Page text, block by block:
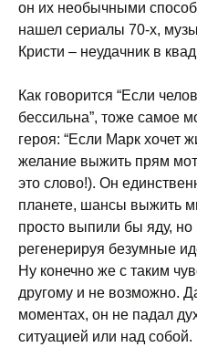
он их необычными
нашел сериалы 70-х,
Кристи – неудачник в
Как говорится “Если
бессильна”, тоже самое
героя: “Если Марк хочет
желание выжить прям
это слово!). Он
планете, шансы выжить
просто выпили бы яду, но
регенерируя безумные
Ну конечно же с таким
другому и не возможно.
моментах, он не падал
ситуацией или над